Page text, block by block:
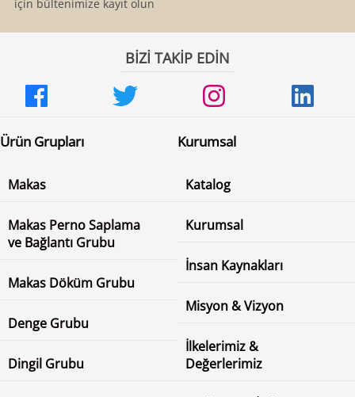
için bültenimize kayıt olun
BİZİ TAKİP EDİN
Ürün Grupları
Makas
Makas Perno Saplama
ve Bağlantı Grubu
Makas Döküm Grubu
Denge Grubu
Dingil Grubu
Kurumsal
Katalog
Kurumsal
İnsan Kaynakları
Misyon & Vizyon
İlkelerimiz &
Değerlerimiz